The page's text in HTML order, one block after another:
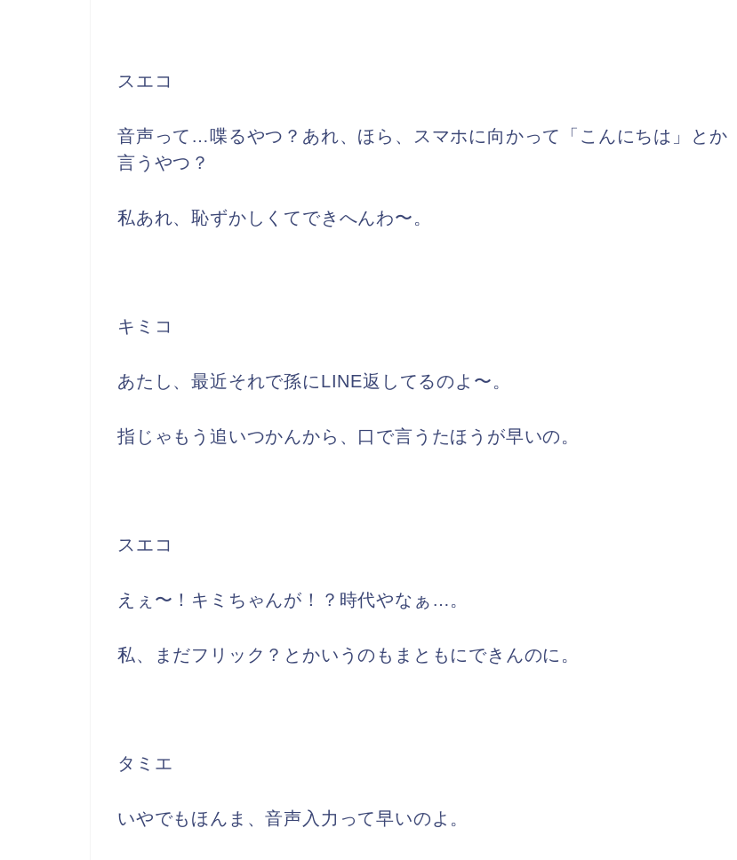
スエコ
音声って…喋るやつ？あれ、ほら、スマホに向かって「こんにちは」とか
言うやつ？
私あれ、恥ずかしくてできへんわ〜。
キミコ
あたし、最近それで孫にLINE返してるのよ〜。
指じゃもう追いつかんから、口で言うたほうが早いの。
スエコ
えぇ〜！キミちゃんが！？時代やなぁ…。
私、まだフリック？とかいうのもまともにできんのに。
タミエ
いやでもほんま、音声入力って早いのよ。